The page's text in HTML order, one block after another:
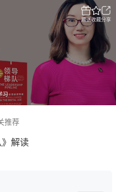
赠送收藏分享
习
推荐
解读